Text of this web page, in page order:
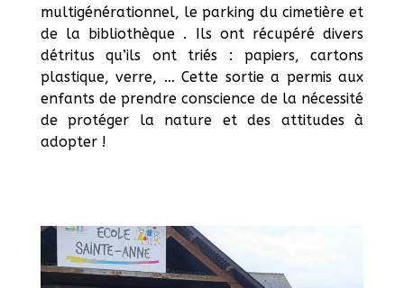
multigénérationnel, le parking du cimetière et
de la bibliothèque . Ils ont récupéré divers
détritus qu’ils ont triés : papiers, cartons
plastique, verre, … Cette sortie a permis aux
enfants de prendre conscience de la nécessité
de protéger la nature et des attitudes à
adopter !